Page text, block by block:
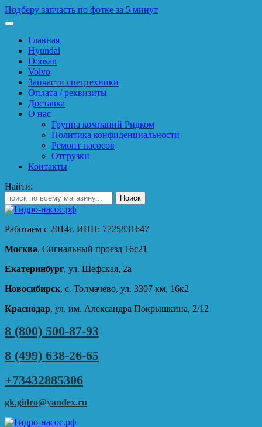
Подберу запчасть по фотке за 5 минут
Главная
Hyundai
Doosan
Volvo
Запчасти спецтехники
Оплата / реквизиты
Доставка
О нас
Группа компаний Ридком
Политика конфиденциальности
Ремонт насосов
Отгрузки
Контакты
Найти:
Работаем с 2014г. ИНН: 7725831647
Москва, Сигнальный проезд 16с21
Екатеринбург, ул. Шефская, 2а
Новосибирск, с. Толмачево, ул. 3307 км, 16к2
Краснодар, ул. им. Александра Покрышкина, 2/12
8 (800) 500-87-93
8 (499) 638-26-65
+73432885306
gk.gidro@yandex.ru